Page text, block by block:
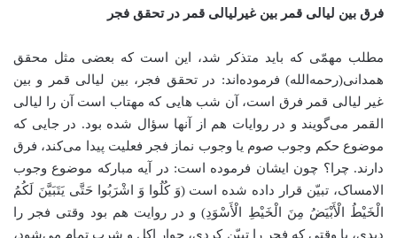
فرق بین لیالی قمر بین غیرلیالی قمر در تحقق فجر
مطلب مهمّی که باید متذکر شد، این است که بعضی مثل محقق
همدانی(رحمه‌الله) فرموده‌اند: در تحقق فجر، بین لیالی قمر و بین
غیر لیالی قمر فرق است، آن شب هایی که مهتاب است آن را لیالی
القمر می‌گویند و در روایات هم از آنها سؤال شده بود. در جایی که
موضوع حکم وجوب صوم یا وجوب نماز فجر فعلیت پیدا می‌کند، فرق
دارند. چرا؟ چون ایشان فرموده است: در آیه مبارکه موضوع وجوب
الامساک، تبیّن قرار داده شده است (وَ کُلُوا وَ اشْرَبُوا حَتَّى يَتَبَيَّنَ لَکُمُ
الْخَيْطُ الْأَبْيَضُ مِنَ الْخَيْطِ الْأَسْوَدِ) و در روایت هم بود وقتی فجر را
دیدی، یا وقتی که فجر را تبیّن کردی، جوار اکل و شرب تمام می‌شود،